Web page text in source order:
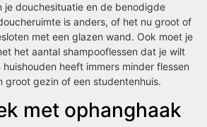
je douchesituatie en de benodigde
is anders, of het nu groot of
met een glazen wand. Ook moet je
het aantal shampooflessen dat je wilt
heeft immers minder flessen
groot gezin of een studentenhuis.
met ophanghaak